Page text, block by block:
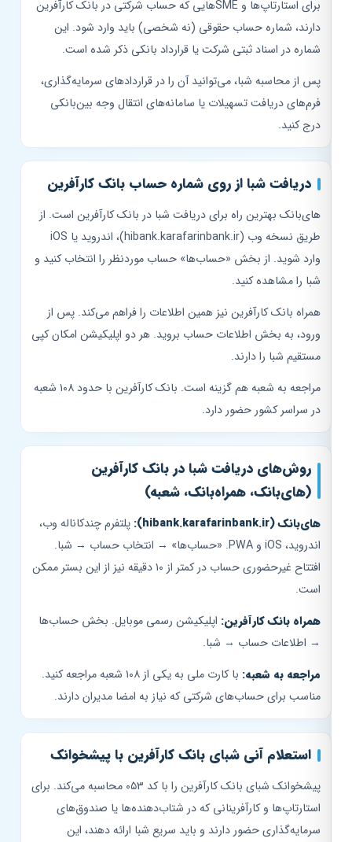
برای استارتاپ‌ها و SMEهایی که حساب شرکتی در بانک کارآفرین
دارند، شماره حساب حقوقی (نه شخصی) باید وارد شود. این
شماره در اسناد ثبتی شرکت یا قرارداد بانکی ذکر شده است.
پس از محاسبه شبا، می‌توانید آن را در قراردادهای سرمایه‌گذاری،
فرم‌های دریافت تسهیلات یا سامانه‌های انتقال وجه بین‌بانکی
درج کنید.
دریافت شبا از روی شماره حساب بانک کارآفرین
های‌بانک بهترین راه برای دریافت شبا در بانک کارآفرین است. از
طریق نسخه وب (hibank.karafarinbank.ir)، اندروید یا iOS
وارد شوید. از بخش «حساب‌ها» حساب موردنظر را انتخاب کنید و
شبا را مشاهده کنید.
همراه بانک کارآفرین نیز همین اطلاعات را فراهم می‌کند. پس از
ورود، به بخش اطلاعات حساب بروید. هر دو اپلیکیشن امکان کپی
مستقیم شبا را دارند.
مراجعه به شعبه هم گزینه است. بانک کارآفرین با حدود ۱۰۸ شعبه
در سراسر کشور حضور دارد.
روش‌های دریافت شبا در بانک کارآفرین
(های‌بانک، همراه‌بانک، شعبه)
های‌بانک (hibank.karafarinbank.ir):
پلتفرم چندکاناله وب،
اندروید، iOS و PWA. «حساب‌ها» → انتخاب حساب → شبا.
افتتاح غیرحضوری حساب در کمتر از ۱۰ دقیقه نیز از این بستر ممکن
است.
همراه بانک کارآفرین:اپلیکیشن رسمی موبایل. بخش حساب‌ها
→ اطلاعات حساب → شبا.
مراجعه به شعبه:
با کارت ملی به یکی از ۱۰۸ شعبه مراجعه کنید.
مناسب برای حساب‌های شرکتی که نیاز به امضا مدیران دارند.
استعلام آنی شبای بانک کارآفرین با پیشخوانک
پیشخوانک شبای بانک کارآفرین را با کد ۰۵۳ محاسبه می‌کند. برای
استارتاپ‌ها و کارآفرینانی که در شتاب‌دهنده‌ها یا صندوق‌های
سرمایه‌گذاری حضور دارند و باید سریع شبا ارائه دهند، این